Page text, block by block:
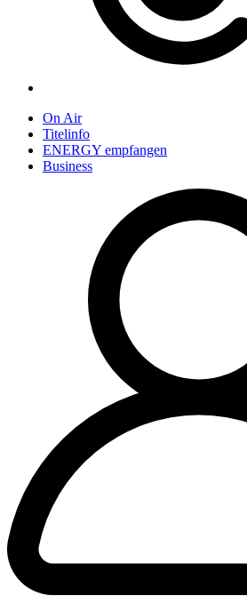
On Air
Titelinfo
ENERGY empfangen
Business